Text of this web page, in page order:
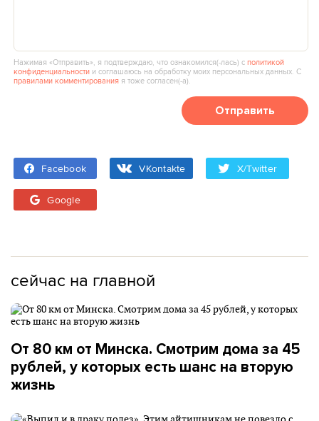
Нажимая «Отправить», я подтверждаю, что ознакомился(‑лась) сполитикой
конфиденциальности и соглашаюсь на обработку моих персональных данных. С
правилами комментирования я тоже согласен(‑а).
Отправить
Facebook VKontakte X/Twitter
Google
сейчас на главной
От 80 км от Минска. Смотрим дома за 45
рублей, у которых есть шанс на вторую
жизнь